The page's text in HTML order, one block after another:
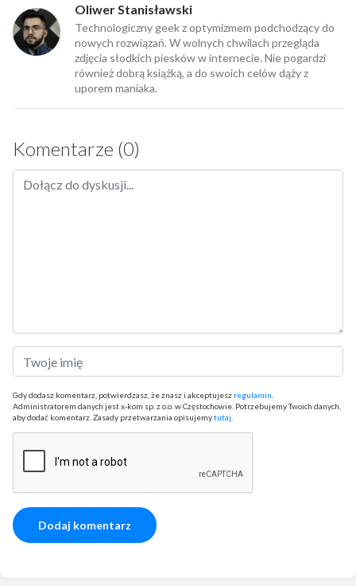
Oliwer Stanisławski
Technologiczny geek z optymizmem podchodzący do
nowych rozwiązań. W wolnych chwilach przegląda
zdjęcia słodkich piesków w internecie. Nie pogardzi
również dobrą książką, a do swoich celów dąży z
uporem maniaka.
Komentarze (0)
Gdy dodasz komentarz, potwierdzasz, że znasz i akceptujesz regulamin
Administratorem danych jest x-kom sp. z o.o. w Częstochowie. Potrzebujemy Twoich danych,
aby dodać komentarz. Zasady przetwarzania opisujemytutaj